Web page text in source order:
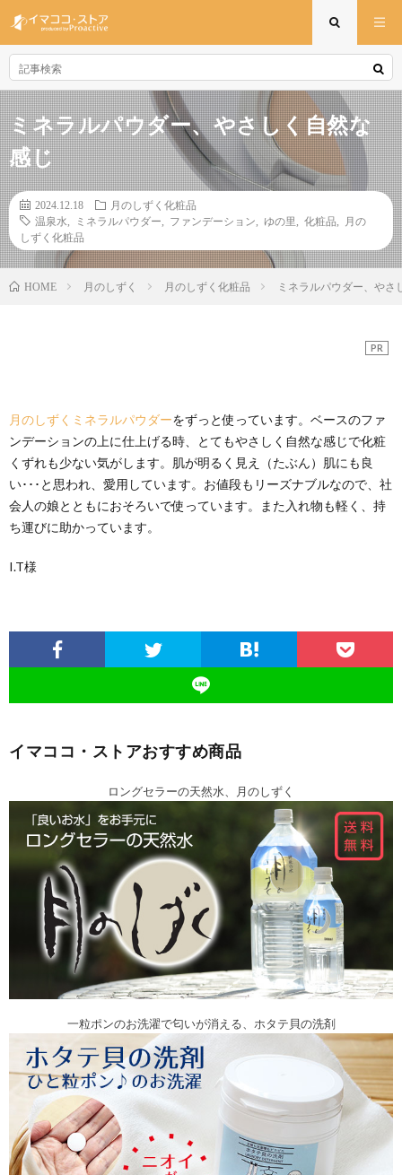
ミネラルパウダー、やさしく自然な
感じ
2024.12.18
月のしずく化粧品
温泉水
ミネラルパウダー ファンデーション ゆの里 化粧品
月の
しずく化粧品
HOME 月のしずく 月のしずく化粧品 ミネラルパウダー、やさ
PR
月のしずくミネラルパウダーをずっと使っています。ベースのファ
ンデーションの上に仕上げる時、とてもやさしく自然な感じで化粧
くずれも少ない気がします。肌が明るく見え（たぶん）肌にも良
い･･･と思われ、愛用しています。お値段もリーズナブルなので、社
会人の娘とともにおそろいで使っています。また入れ物も軽く、持
ち運びに助かっています。
I.T様
イマココ・ストアおすすめ商品
ロングセラーの天然水、月のしずく
一粒ポンのお洗濯で匂いが消える、ホタテ貝の洗剤